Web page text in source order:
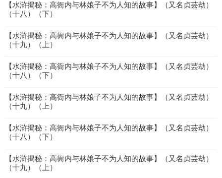
【水浒揭秘：高衙内与林娘子不为人知的故事】（又名贞芸劫）
（十八）（下）
【水浒揭秘：高衙内与林娘子不为人知的故事】（又名贞芸劫）
（十九）（上）
【水浒揭秘：高衙内与林娘子不为人知的故事】（又名贞芸劫）
（十八）（下）
【水浒揭秘：高衙内与林娘子不为人知的故事】（又名贞芸劫）
（十九）（上）
【水浒揭秘：高衙内与林娘子不为人知的故事】（又名贞芸劫）
（十八）（下）
【水浒揭秘：高衙内与林娘子不为人知的故事】（又名贞芸劫）
（十九）（上）